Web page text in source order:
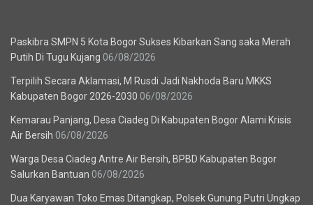
Paskibra SMPN 5 Kota Bogor Sukses Kibarkan Sang saka Merah
Putih Di Tugu Kujang 06/08/2026
Terpilih Secara Aklamasi, M Rusdi Jadi Nakhoda Baru MKKS
Kabupaten Bogor 2026-2030 06/08/2026
Kemarau Panjang, Desa Ciadeg Di Kabupaten Bogor Alami Krisis
Air Bersih 06/08/2026
Warga Desa Ciadeg Antre Air Bersih, BPBD Kabupaten Bogor
Salurkan Bantuan 06/08/2026
Dua Karyawan Toko Emas Ditangkap, Polsek Gunung Putri Ungkap